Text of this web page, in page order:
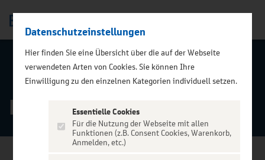
ZURÜCK ZUR STARTSEITE
Essen
Datenschutzeinstellungen
Hier finden Sie eine Übersicht über die auf der Webseite
verwendeten Arten von Cookies. Sie können Ihre
Einwilligung zu den einzelnen Kategorien individuell setzen.
Essentielle Cookies
Für die Nutzung der Webseite mit allen
Funktionen (z.B. Consent Cookies, Warenkorb,
Anmelden, etc.)